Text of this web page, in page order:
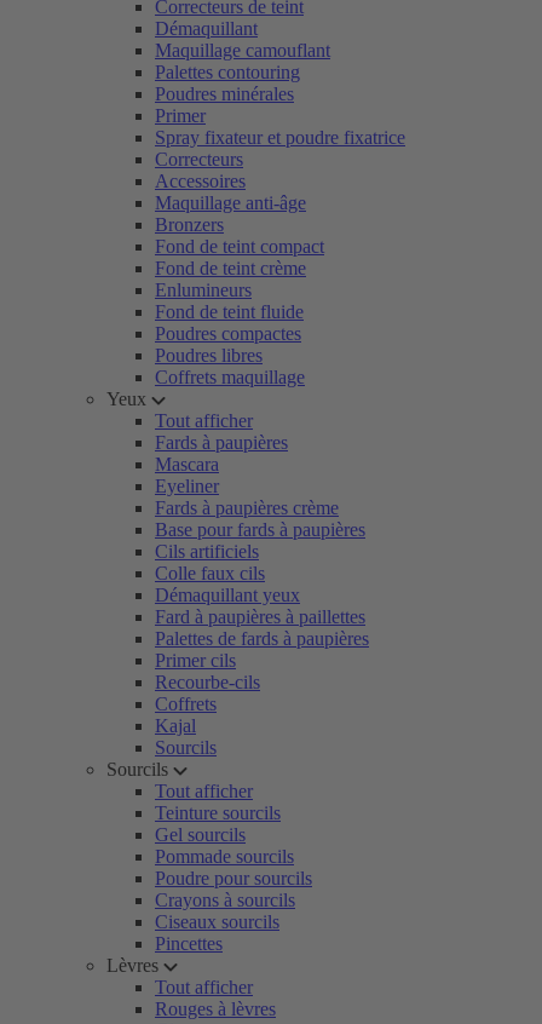
Correcteurs de teint
Démaquillant
Maquillage camouflant
Palettes contouring
Poudres minérales
Primer
Spray fixateur et poudre fixatrice
Correcteurs
Accessoires
Maquillage anti-âge
Bronzers
Fond de teint compact
Fond de teint crème
Enlumineurs
Fond de teint fluide
Poudres compactes
Poudres libres
Coffrets maquillage
Yeux
Tout afficher
Fards à paupières
Mascara
Eyeliner
Fards à paupières crème
Base pour fards à paupières
Cils artificiels
Colle faux cils
Démaquillant yeux
Fard à paupières à paillettes
Palettes de fards à paupières
Primer cils
Recourbe-cils
Coffrets
Kajal
Sourcils
Sourcils
Tout afficher
Teinture sourcils
Gel sourcils
Pommade sourcils
Poudre pour sourcils
Crayons à sourcils
Ciseaux sourcils
Pincettes
Lèvres
Tout afficher
Rouges à lèvres